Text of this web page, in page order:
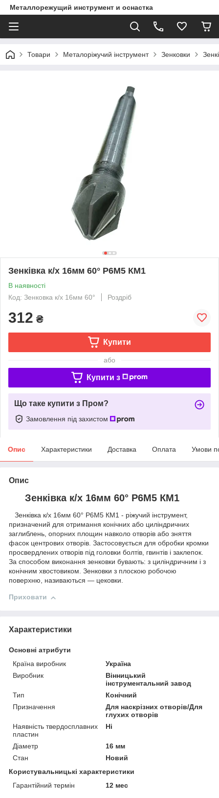
Металлорежущий инструмент и оснастка
Товари Металоріжучий інструмент Зенковки
Зенківка к/х 16мм 60° Р6М5 КМ1
В наявності
Код: Зенковка к/х 16мм 60°
Роздріб
312 ₴
Купити
або
Купити з
Що таке купити з Пром?
Замовлення під захистом
Опис Характеристики Доставка Оплата Умови
Опис
Зенківка к/х 16мм 60° Р6М5 КМ1
Зенківка к/х 16мм 60° Р6М5 КМ1 - ріжучий інструмент,
призначений для отримання конічних або циліндричних
заглиблень, опорних площин навколо отворів або зняття
фасок центрових отворів. Застосовується для обробки кромки
просвердлених отворів під головки болтів, гвинтів і заклепок.
За способом виконання зенковки бувають: з циліндричним і з
конічним хвостовиком. Зенковки з плоскою робочою
поверхню, називаються ― цековки.
Приховати
Характеристики
Основні атрибути
Країна виробник
Україна
Виробник
Вінницький
інструментальний завод
Тип
Конічний
Призначення
Для наскрізних отворів/Для
глухих отворів
Наявність твердосплавних
пластин
Ні
Діаметр
16 мм
Стан
Новий
Користувальницькі характеристики
Гарантійний термін
12 мес